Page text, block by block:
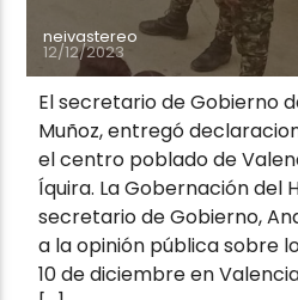
neivastereo
12/12/2023
El secretario de Gobierno
Muñoz, entregó
el centro poblado de
Íquira. La Gobernación del
secretario de Gobierno,
a la opinión pública sobre
10 de diciembre en